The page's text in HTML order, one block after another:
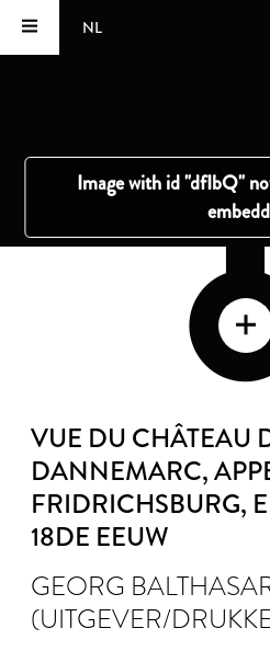
NL
VUE DU CHÂTEAU
DANNEMARC,
FRIDRICHSBURG,
18DE EEUW
GEORG
(UITGEVER/